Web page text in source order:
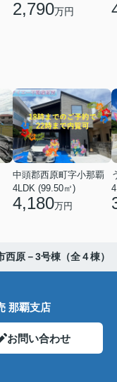
2,790万円
中頭郡西原町字小那覇
4LDK (99.50㎡)
4,180万円
原－3号棟（全４棟）
那覇支店
お問い合わせ